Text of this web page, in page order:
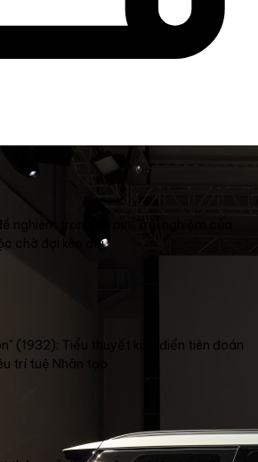
nghiêm trọng về pin: Trải nghiệm của
chờ đợi kéo dài
(1932): Tiểu thuyết kinh điển tiên đoán
trí tuệ Nhân tạo